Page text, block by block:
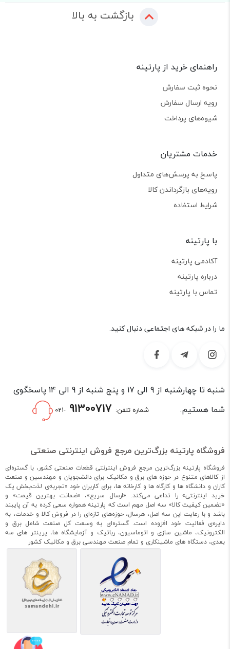
بازگشت به بالا
راهنمای خرید از پارتینه
نحوه ثبت سفارش
رویه ارسال سفارش
شیوه‌های پرداخت
خدمات مشتریان
پاسخ به پرسش‌های متداول
رویه‌های بازگرداندن کالا
شرایط استفاده
با پارتینه
آکادمی پارتینه
درباره پارتینه
تماس با پارتینه
ما را در شبکه های اجتماعی دنبال کنید.
شنبه تا چهارشنبه از 9 الی 17 و پنج شنبه از 9 الی 14 پاسخگوی
شما هستیم.
شماره تلفن: -021
فروشگاه پارتینه بزرگ‌ترین مرجع فروش اینترنتی صنعتی
فروشگاه پارتینه بزرگ‌ترین مرجع فروش اینترنتی قطعات صنعتی کشور، با گستره‌ای
از کالاهای متنوع در حوزه های برق و مکانیک برای دانشجویان و مهندسین و صنعت
کاران و دانشگاه ها و کارگاه ها و کارخانه ها، برای کاربران خود «تجربه‌ی لذت‌بخش یک
خرید اینترنتی» را تداعی می‌کند. «ارسال سریع»، «ضمانت بهترین قیمت» و
«تضمین کیفیت کالا» سه اصل مهم است که پارتینه همواره سعی کرده به آن پایبند
باشد و با رعایت این سه اصل، هرسال، حوزه‌های تازه‌ای را در فروش کالا و خدمات، به
دایره‌ی فعالیت خود افزوده است. گستره‌ای به وسعت کل صنعت شامل برق و
الکترونیک، ماشین سازی و اتوماسیون، رباتیک و آزمایشگاه ها، پرینتر های سه
بعدی، دستگاه های ماشینکاری و تمام صنعت مهندسی برق و مکانیک کشور